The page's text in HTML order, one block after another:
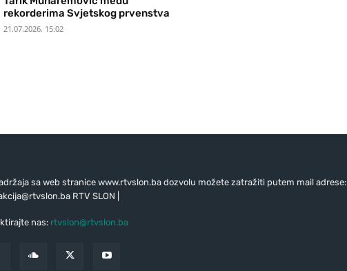
rekorderima Svjetskog prvenstva
21.07.2026. 15:02
sa web stranice www.rtvslon.ba dozvolu možete zatražiti putem mail adrese:
RTV SLON |
nas: rtvslon@rtvslon.ba